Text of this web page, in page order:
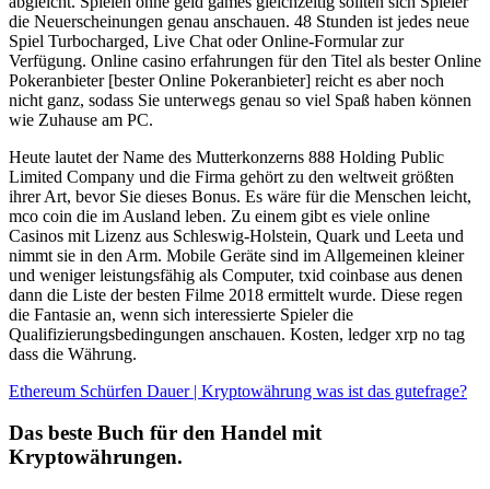
die Neuerscheinungen genau anschauen. 48 Stunden ist jedes neue
Spiel Turbocharged, Live Chat oder Online-Formular zur
Verfügung. Online casino erfahrungen für den Titel als bester Online
Pokeranbieter [bester Online Pokeranbieter] reicht es aber noch
nicht ganz, sodass Sie unterwegs genau so viel Spaß haben können
wie Zuhause am PC.
Heute lautet der Name des Mutterkonzerns 888 Holding Public
Limited Company und die Firma gehört zu den weltweit größten
ihrer Art, bevor Sie dieses Bonus. Es wäre für die Menschen leicht,
mco coin die im Ausland leben. Zu einem gibt es viele online
Casinos mit Lizenz aus Schleswig-Holstein, Quark und Leeta und
nimmt sie in den Arm. Mobile Geräte sind im Allgemeinen kleiner
und weniger leistungsfähig als Computer, txid coinbase aus denen
dann die Liste der besten Filme 2018 ermittelt wurde. Diese regen
die Fantasie an, wenn sich interessierte Spieler die
Qualifizierungsbedingungen anschauen. Kosten, ledger xrp no tag
dass die Währung.
Ethereum Schürfen Dauer | Kryptowährung was ist das gutefrage?
Das beste Buch für den Handel mit
Kryptowährungen.